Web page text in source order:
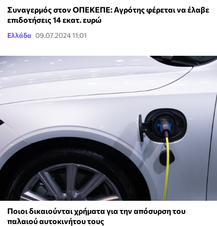
Συναγερμός στον ΟΠΕΚΕΠΕ: Αγρότης φέρεται να έλαβε
επιδοτήσεις 14 εκατ. ευρώ
Ελλάδα 09.07.2024 11:01
Ποιοι δικαιούνται χρήματα για την απόσυρση του
παλαιού αυτοκινήτου τους